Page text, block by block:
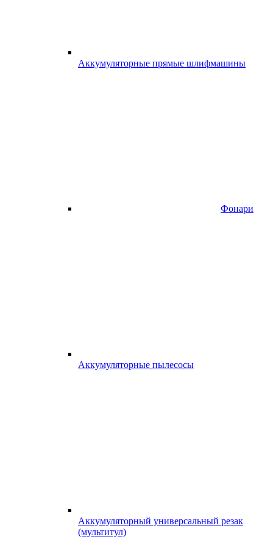
Аккумуляторные прямые шлифмашины
Фонари
Аккумуляторные пылесосы
Аккумуляторный универсальный резак
(мультитул)